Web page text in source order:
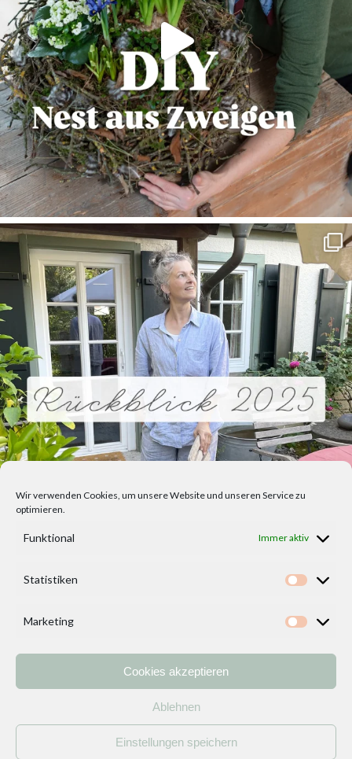
Wir verwenden Cookies, um unsere Website und unseren Service zu
optimieren.
Funktional Immer aktiv
Statistiken
Marketing
Cookies akzeptieren
Ablehnen
Einstellungen speichern
Kontakt
Impressum/ Datenschutzerklärung